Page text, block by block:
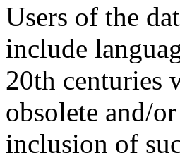
Users of the
include
20th centuries
obsolete and/
inclusion of